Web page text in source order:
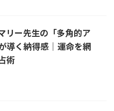
リー先生の「多角的ア
導く納得感｜運命を網
術